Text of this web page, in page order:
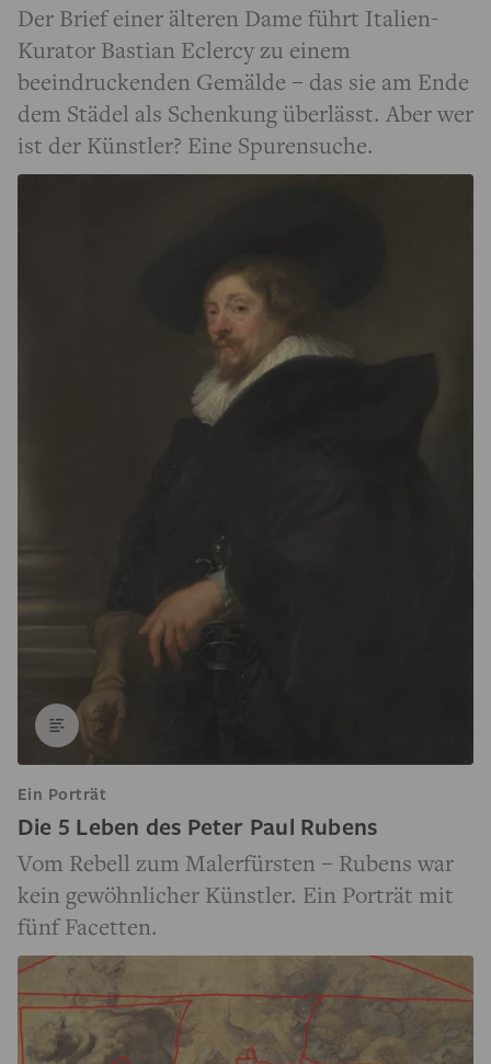
Der Brief einer älteren Dame führt Italien-
Kurator Bastian Eclercy zu einem
beeindruckenden Gemälde – das sie am Ende
dem Städel als Schenkung überlässt. Aber wer
ist der Künstler? Eine Spurensuche.
Ein Porträt
Die 5 Leben des Peter Paul Rubens
Vom Rebell zum Malerfürsten – Rubens war
kein gewöhnlicher Künstler. Ein Porträt mit
fünf Facetten.